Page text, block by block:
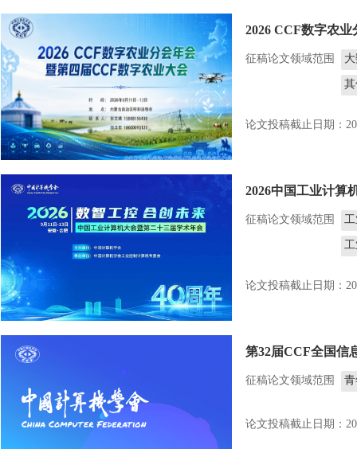
2026 CCF数字农
征稿论文领域范围
论文投稿截止日期：
2026中国工业计算
征稿论文领域范围
论文投稿截止日期：
第32届CCF全国信
征稿论文领域范围
论文投稿截止日期：